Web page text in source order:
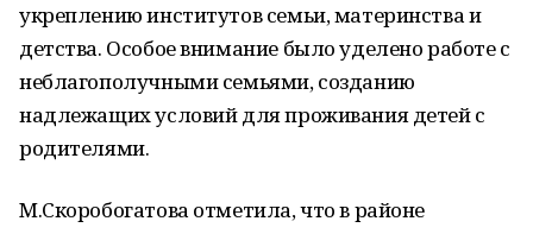
укреплению институтов семьи, материнства и
детства. Особое внимание было уделено работе с
неблагополучными семьями, созданию
надлежащих условий для проживания детей с
родителями.
М.Скоробогатова отметила, что в районе